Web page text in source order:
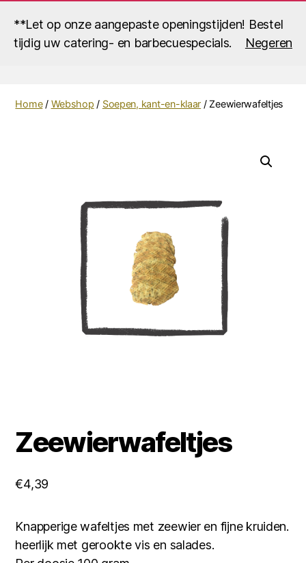
**Let op onze aangepaste openingstijden! Bestel
tijdig uw catering- en barbecuespecials.
Negeren
Home/ Webshop / Soepen, kant-en-klaar / Zeewierwafeltjes
Zeewierwafeltjes
€4,39
Knapperige wafeltjes met zeewier en fijne kruiden.
heerlijk met gerookte vis en salades.